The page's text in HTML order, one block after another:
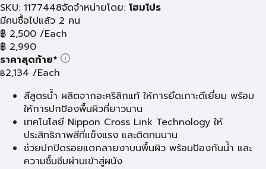
SKU: 1177448จัดจำหน่ายโดย: โฮมโปร
มีคนซื้อไปแล้ว 2 คน
฿ 2,500 /Each
฿ 2,990
ราคาสุดท้าย*
฿2,134 /Each
สีสูตรน้ำ ผลิตจากอะคริลิกแท้ ให้การยึดเกาะดีเยี่ยม พร้อม
ให้การปกป้องพื้นผิวที่ยาวนาน
เทคโนโลยี Nippon Cross Link Technology ให้
ประสิทธิภาพสีที่แข็งแรง และติดทนนาน
ช่วยปกปิดรอยแตกลายงาบนพื้นผิว พร้อมป้องกันน้ำ และ
ความชื้นซึมผ่านเข้าสู่ผนัง